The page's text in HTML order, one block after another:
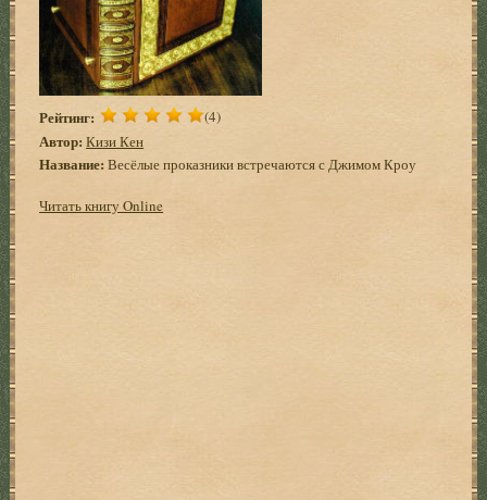
Рейтинг: (4)
Автор: Кизи Кен
Название: Весёлые проказники встречаются с Джимом Кроу
Читать книгу Online